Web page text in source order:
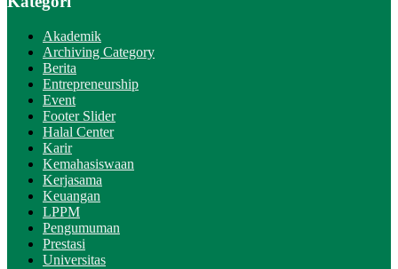
Akademik
Archiving Category
Berita
Entrepreneurship
Event
Footer Slider
Halal Center
Karir
Kemahasiswaan
Kerjasama
Keuangan
LPPM
Pengumuman
Prestasi
Universitas